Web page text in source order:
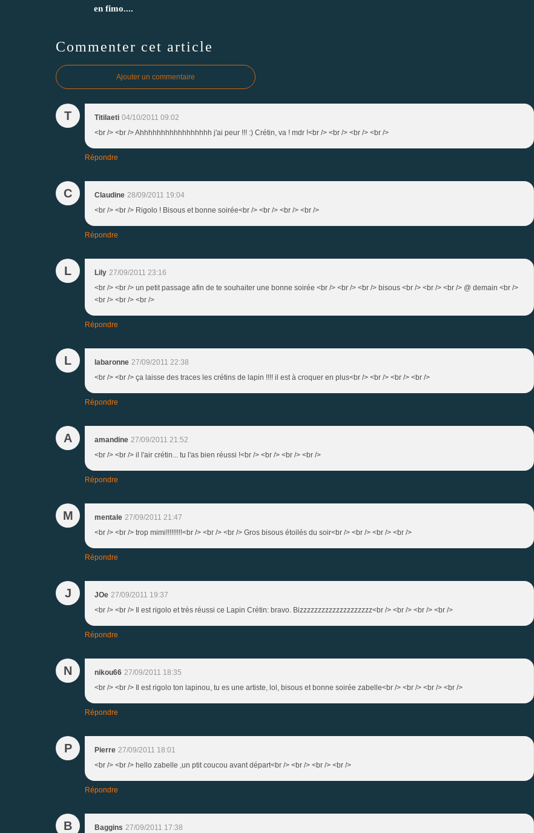
en fimo....
Commenter cet article
Ajouter un commentaire
T Titilaeti 04/10/2011 09:02
<br /> <br /> Ahhhhhhhhhhhhhhhhh j'ai peur !!! :) Crétin, va ! mdr !<br /> <br /> <br /> <br />
Répondre
C Claudine 28/09/2011 19:04
<br /> <br /> Rigolo ! Bisous et bonne soirée<br /> <br /> <br /> <br />
Répondre
L Lily 27/09/2011 23:16
<br /> <br /> un petit passage afin de te souhaiter une bonne soirée <br /> <br /> <br /> bisous <br /> <br /> <br /> @ demain <br />
<br /> <br /> <br />
Répondre
L labaronne 27/09/2011 22:38
<br /> <br /> ça laisse des traces les crétins de lapin !!!! il est à croquer en plus<br /> <br /> <br /> <br />
Répondre
A amandine 27/09/2011 21:52
<br /> <br /> il l'air crétin... tu l'as bien réussi !<br /> <br /> <br /> <br />
Répondre
M mentale 27/09/2011 21:47
<br /> <br /> trop mimi!!!!!!!!!<br /> <br /> <br /> Gros bisous étoilés du soir<br /> <br /> <br /> <br />
Répondre
J JOe 27/09/2011 19:37
<br /> <br /> Il est rigolo et très réussi ce Lapin Crétin: bravo. Bizzzzzzzzzzzzzzzzzzzz<br /> <br /> <br /> <br />
Répondre
N nikou66 27/09/2011 18:35
<br /> <br /> Il est rigolo ton lapinou, tu es une artiste, lol, bisous et bonne soirée zabelle<br /> <br /> <br /> <br />
Répondre
P Pierre 27/09/2011 18:01
<br /> <br /> hello zabelle ,un ptit coucou avant départ<br /> <br /> <br /> <br />
Répondre
B Baggins 27/09/2011 17:38